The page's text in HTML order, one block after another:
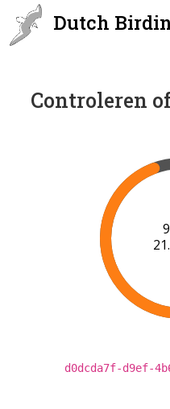
Dutch
Controleren
d0dcda7f-d9ef-